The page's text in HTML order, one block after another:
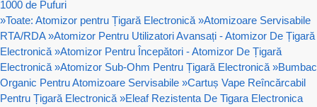
1000 de Pufuri
»Toate: Atomizor pentru Țigară Electronică »Atomizoare Servisabile
RTA/RDA »Atomizor Pentru Utilizatori Avansați - Atomizor De Țigară
Electronică »Atomizor Pentru Începători - Atomizor De Țigară
Electronică »Atomizor Sub-Ohm Pentru Țigară Electronică »Bumbac
Organic Pentru Atomizoare Servisabile »Cartuș Vape Reîncărcabil
Pentru Țigară Electronică »Eleaf Rezistenta De Tigara Electronica